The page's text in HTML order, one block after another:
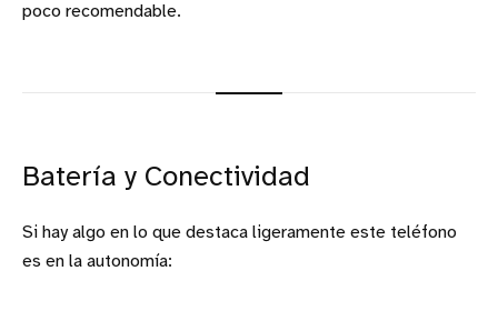
poco recomendable.
Batería y Conectividad
Si hay algo en lo que destaca ligeramente este teléfono
es en la autonomía: